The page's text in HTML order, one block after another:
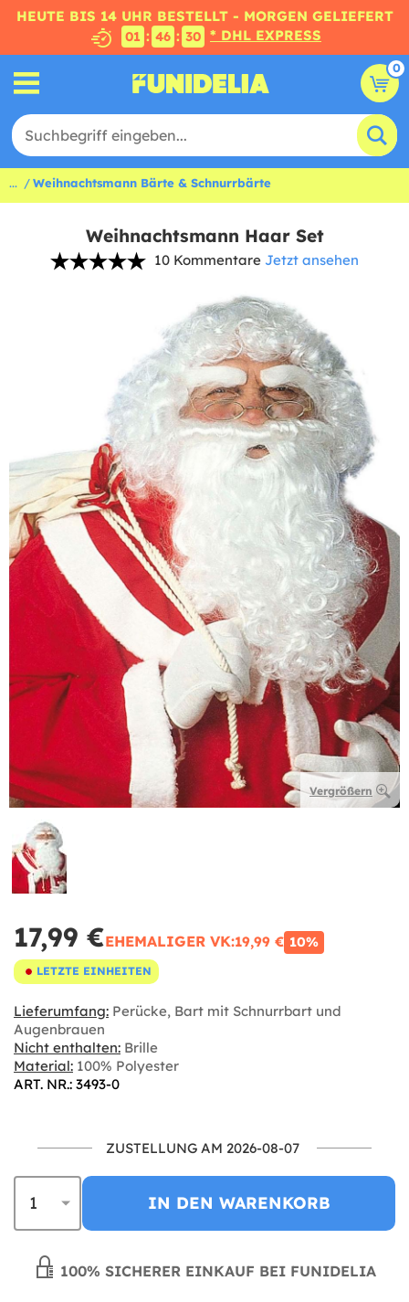
HEUTE BIS 14 UHR BESTELLT - MORGEN GELIEFERT
01 : 46 : 29 * DHL EXPRESS
0
... Weihnachtsmann Bärte & Schnurrbärte
Weihnachtsmann Haar Set
10 Kommentare Jetzt ansehen
Vergrößern
17,99 €EHEMALIGER VK:19,99 € 10%
LETZTE EINHEITEN
Lieferumfang: Perücke, Bart mit Schnurrbart und
Augenbrauen
Nicht enthalten: Brille
Material: 100% Polyester
ART. NR.: 3493-0
ZUSTELLUNG AM 2026-08-07
IN DEN WARENKORB
100% SICHERER EINKAUF BEI FUNIDELIA